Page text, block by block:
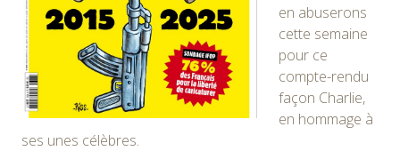
en abuserons
cette semaine
pour ce
compte-rendu
façon Charlie,
en hommage à
ses unes célèbres.